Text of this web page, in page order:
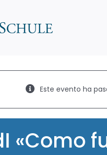
Este evento ha
«Como